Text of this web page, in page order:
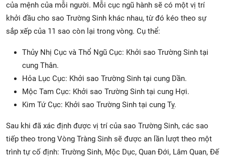
của mệnh của mỗi người. Mỗi cục ngũ hành sẽ có một vị trí
khởi đầu cho sao Trường Sinh khác nhau, từ đó kéo theo sự
sắp xếp của 11 sao còn lại trong vòng. Cụ thể:
Thủy Nhị Cục và Thổ Ngũ Cục: Khởi sao Trường Sinh tại
cung Thân.
Hỏa Lục Cục: Khởi sao Trường Sinh tại cung Dần.
Mộc Tam Cục: Khởi sao Trường Sinh tại cung Hợi.
Kim Tứ Cục: Khởi sao Trường Sinh tại cung Tỵ.
Sau khi đã xác định được vị trí của sao Trường Sinh, các sao
tiếp theo trong Vòng Tràng Sinh sẽ được an lần lượt theo một
trình tự cố định: Trường Sinh, Mộc Dục, Quan Đới, Lâm Quan, Đế